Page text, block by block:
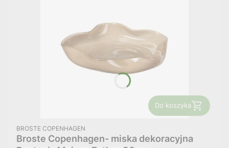
Do koszyka
PRODUCENT
BROSTE COPENHAGEN
Broste Copenhagen- miska dekoracyjna